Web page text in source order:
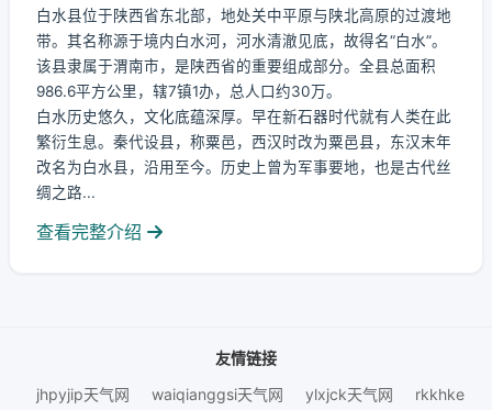
白水县位于陕西省东北部，地处关中平原与陕北高原的过渡地
带。其名称源于境内白水河，河水清澈见底，故得名“白水”。
该县隶属于渭南市，是陕西省的重要组成部分。全县总面积
986.6平方公里，辖7镇1办，总人口约30万。
白水历史悠久，文化底蕴深厚。早在新石器时代就有人类在此
繁衍生息。秦代设县，称粟邑，西汉时改为粟邑县，东汉末年
改名为白水县，沿用至今。历史上曾为军事要地，也是古代丝
绸之路...
查看完整介绍
友情链接
jhpyjip天气网
waiqianggsi天气网 ylxjck天气网 rkkhke